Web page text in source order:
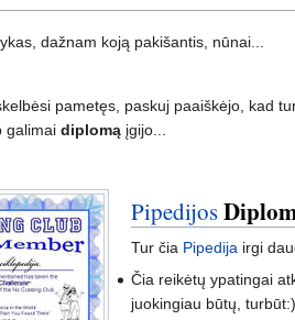
dažnam koją pakišantis, nūnai...
pametęs, paskuj paaiškėjo, kad
galimai diplomą įgijo...
Pipedijos
Tur čia Pipedija irgi
Čia reikėtų ypatingai
juokingiau būtų, turbūt:)